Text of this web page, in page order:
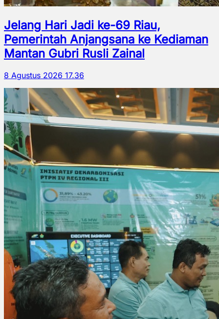
Jelang Hari Jadi ke-69 Riau,
Pemerintah Anjangsana ke Kediaman
Mantan Gubri Rusli Zainal
8 Agustus 2026 17.36